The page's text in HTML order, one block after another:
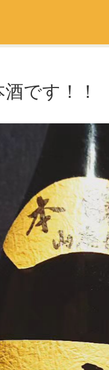
です！！